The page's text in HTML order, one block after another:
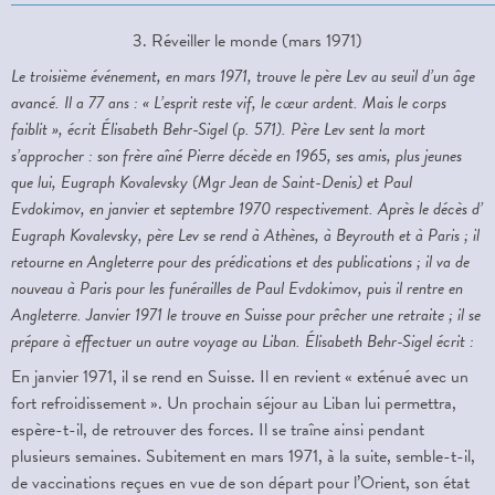
3. Réveiller le monde (mars 1971)
Le troisième événement, en mars 1971, trouve le père Lev au seuil d’un âge
avancé. Il a 77 ans : « L’esprit reste vif, le cœur ardent. Mais le corps
faiblit », écrit Élisabeth Behr-Sigel (p. 571). Père Lev sent la mort
s’approcher : son frère aîné Pierre décède en 1965, ses amis, plus jeunes
que lui, Eugraph Kovalevsky (Mgr Jean de Saint-Denis) et Paul
Evdokimov, en janvier et septembre 1970 respectivement. Après le décès d’
Eugraph Kovalevsky, père Lev se rend à Athènes, à Beyrouth et à Paris ; il
retourne en Angleterre pour des prédications et des publications ; il va de
nouveau à Paris pour les funérailles de Paul Evdokimov, puis il rentre en
Angleterre. Janvier 1971 le trouve en Suisse pour prêcher une retraite ; il se
prépare à effectuer un autre voyage au Liban. Élisabeth Behr-Sigel écrit :
En janvier 1971, il se rend en Suisse. Il en revient « exténué avec un
fort refroidissement ». Un prochain séjour au Liban lui permettra,
espère-t-il, de retrouver des forces. Il se traîne ainsi pendant
plusieurs semaines. Subitement en mars 1971, à la suite, semble-t-il,
de vaccinations reçues en vue de son départ pour l’Orient, son état